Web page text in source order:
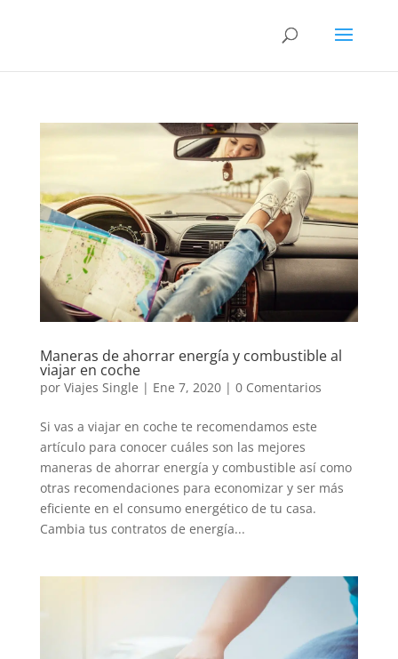
Maneras de ahorrar energía y combustible al
viajar en coche
por Viajes Single | Ene 7, 2020| 0 Comentarios
Si vas a viajar en coche te recomendamos este
artículo para conocer cuáles son las mejores
maneras de ahorrar energía y combustible así como
otras recomendaciones para economizar y ser más
eficiente en el consumo energético de tu casa.
Cambia tus contratos de energía...